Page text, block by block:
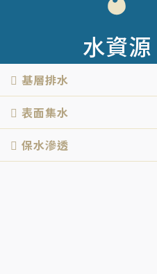
水資源
基層排水
表面集水
保水滲透